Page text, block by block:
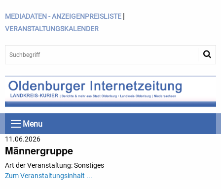
MEDIADATEN - ANZEIGENPREISLISTE |
VERANSTALTUNGSKALENDER
Menu
11.06.2026
Männergruppe
Art der Veranstaltung: Sonstiges
Zum Veranstaltungsinhalt ...